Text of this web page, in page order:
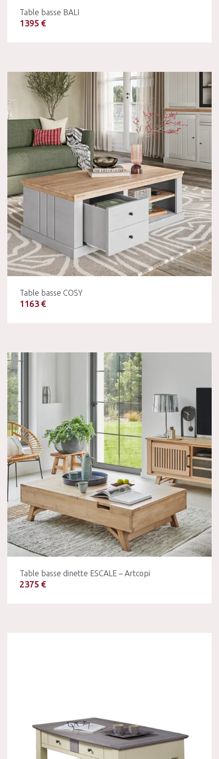
Table basse BALI
1395 €
Table basse COSY
1163 €
Table basse dinette ESCALE – Artcopi
2375 €